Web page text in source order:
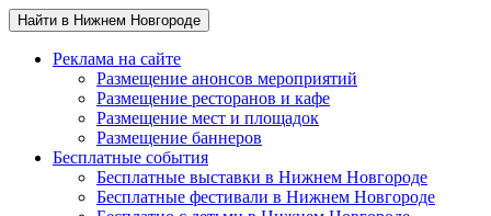
Найти в Нижнем Новгороде
Реклама на сайте
Размещение анонсов мероприятий
Размещение ресторанов и кафе
Размещение мест и площадок
Размещение баннеров
Бесплатные события
Бесплатные выставки в Нижнем Новгороде
Бесплатные фестивали в Нижнем Новгороде